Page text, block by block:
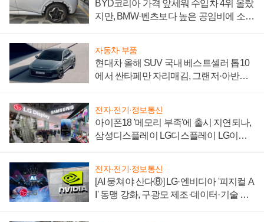
BYD코리아 가격 앞세워 수입차 4위 올랐
지만, BMW·벤츠보다 높은 공임비에 소비
자동차·부품
현대차 올해 SUV 국내 베스트셀러 톱10
에서 싼타페만 자리매김, 그랜저·아반떼
전자·전기·정보통신
아이폰18 '메모리 부족'에 출시 지연되나,
삼성디스플레이 LG디스플레이 LG이노
전자·전기·정보통신
[AI 뭉쳐야 산다⑧] LG·엔비디아 '피지컬 A
I' 동맹 강화, 구광모 제조·데이터·기술 결